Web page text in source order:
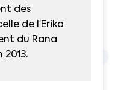
des
de l’Erika
du Rana
2013.